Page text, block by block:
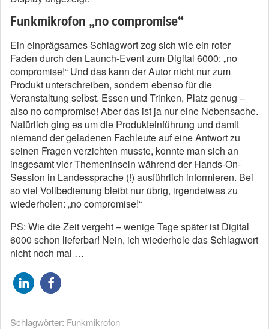
Funkmikrofon „no compromise“
Ein einprägsames Schlagwort zog sich wie ein roter
Faden durch den Launch-Event zum Digital 6000: „no
compromise!“ Und das kann der Autor nicht nur zum
Produkt unterschreiben, sondern ebenso für die
Veranstaltung selbst. Essen und Trinken, Platz genug –
also no compromise! Aber das ist ja nur eine Nebensache.
Natürlich ging es um die Produkteinführung und damit
niemand der geladenen Fachleute auf eine Antwort zu
seinen Fragen verzichten musste, konnte man sich an
insgesamt vier Themeninseln während der Hands-On-
Session in Landessprache (!) ausführlich informieren. Bei
so viel Vollbedienung bleibt nur übrig, irgendetwas zu
wiederholen: „no compromise!“
PS: Wie die Zeit vergeht – wenige Tage später ist Digital
6000 schon lieferbar! Nein, ich wiederhole das Schlagwort
nicht noch mal …
Schlagwörter: Funkmikrofon